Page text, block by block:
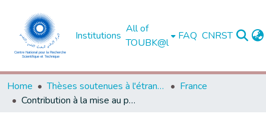
Institutions
All of
TOUBK@l
FAQ CNRST
Home Thèses soutenues à l'étranger
France
Contribution à la mise au point d'une méthodologie nouvelle pour la mesure de la stabilité des mousses liquides